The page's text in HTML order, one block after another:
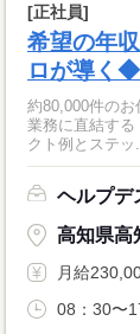
[正社員]
希望の年
ロが導く
約80,000件の
業務に直結する 案件
クト例とステッ...
ヘルプデ
高知県高
月給
08：30〜